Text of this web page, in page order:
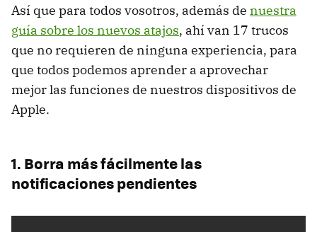
Así que para todos vosotros, además de nuestra
guía sobre los nuevos atajos, ahí van 17 trucos
que no requieren de ninguna experiencia, para
que todos podemos aprender a aprovechar
mejor las funciones de nuestros dispositivos de
Apple.
1. Borra más fácilmente las
notificaciones pendientes